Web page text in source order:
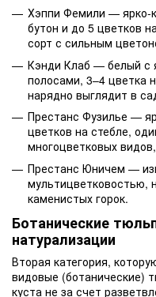
Хэппи Фемили — ярко-
бутон и до 5 цветков
сорт с сильным
Кэнди Клаб — белый с
полосами, 3–4 цветка
нарядно выглядит в
Престанс Фузилье —
цветков на стебле,
многоцветковых
Престанс Юничем —
мультицветковостью,
каменистых горок.
Ботанические
натурализации
Вторая категория,
видовые (ботанические)
куста не за счет